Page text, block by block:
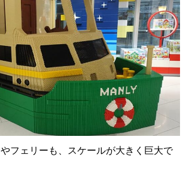
フェリーも、スケールが大きく巨大で